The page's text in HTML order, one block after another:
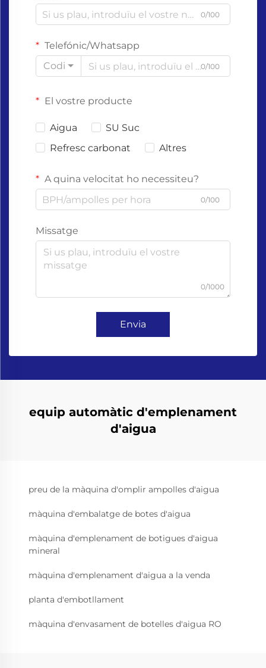
0/100
Telefónic/Whatsapp
Codi
0/100
El vostre producte
Aigua
SU Suc
Refresc carbonat
Altres
A quina velocitat ho necessiteu?
0/100
Missatge
0/1000
Envia
equip automàtic d'emplenament
d'aigua
preu de la màquina d'omplir ampolles d'aigua
màquina d'embalatge de botes d'aigua
màquina d'emplenament de botigues d'aigua
mineral
màquina d'emplenament d'aigua a la venda
planta d'embotllament
màquina d'envasament de botelles d'aigua RO